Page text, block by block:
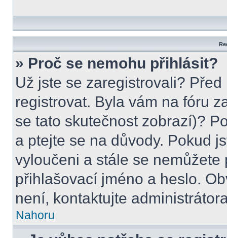
» Proč se nemohu přihlásit?
Už jste se zaregistrovali?
registrovat. Byla vám na fóru
se tato skutečnost zobrazí)?
a ptejte se na důvody. Pokud
vyloučeni a stále se
přihlašovací jméno a heslo.
není, kontaktujte
Nahoru